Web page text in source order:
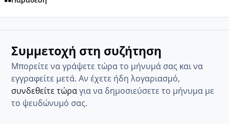
Συμμετοχή στη συζήτηση
Μπορείτε να γράψετε τώρα το μήνυμά σας και να
εγγραφείτε μετά. Αν έχετε ήδη λογαριασμό,
συνδεθείτε τώραγια να δημοσιεύσετε το μήνυμα με
το ψευδώνυμό σας.